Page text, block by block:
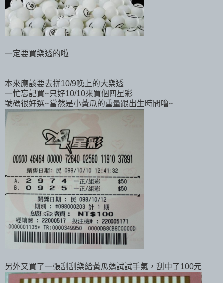
一定要買樂透的啦
本來應該要去拼10/9晚上的大樂透
一忙忘記買~只好10/10來買個四星彩
號碼很好選~當然是小黃瓜的重量跟出生時間嚕~
另外又買了一張刮刮樂給黃瓜媽試試手氣，刮中了100元